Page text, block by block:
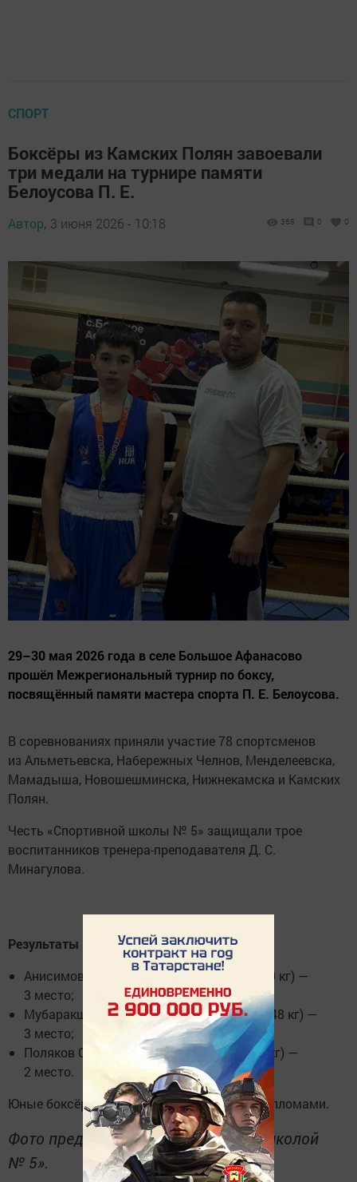
СПОРТ
Боксёры из Камских Полян завоевали
три медали на турнире памяти
Белоусова П. Е.
Автор, 3 июня 2026 - 10:18 368 0 0
29–30 мая 2026 года в селе Большое Афанасово
прошёл Межрегиональный турнир по боксу,
посвящённый памяти мастера спорта П. Е. Белоусова.
В соревнованиях приняли участие 78 спортсменов
из Альметьевска, Набережных Челнов, Менделеевска,
Мамадыша, Новошешминска, Нижнекамска и Камских
Полян.
Честь «Спортивной школы № 5» защищали трое
воспитанников тренера-преподавателя Д. С.
Минагулова.
Результаты команды:
Анисимов Николай (2016–2017 г. р., до 40 кг) —
3 место;
Мубаракшин Руслан (2014–2015 г. р., до 48 кг) —
3 место;
Поляков Савелий (2012–2013 г. р., до 40 кг) —
2 место.
Юные боксёры награждены медалями и дипломами.
Фото предоставлены «Спортивной школой
№ 5».